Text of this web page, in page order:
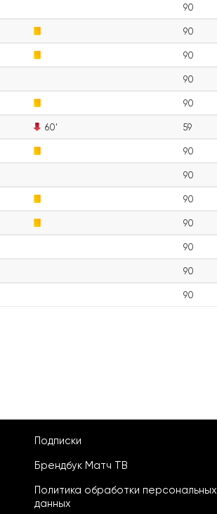
90
90
90
90
90
60' 59
90
90
90
90
90
90
90
Подписки
Брендбук Матч ТВ
Политика обработки персональных
данных